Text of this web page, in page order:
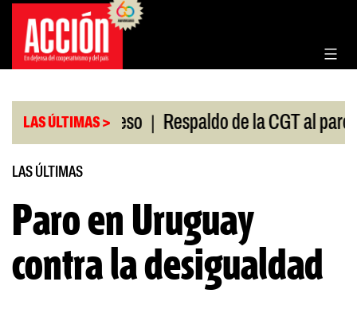
Saltar
contenido
LAS ÚLTIMAS >
en el Congreso | Respaldo de la CGT al paro
LAS ÚLTIMAS
Paro en Uruguay
contra la desigualdad